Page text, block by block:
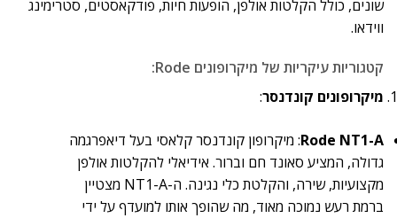
שונים, כולל הקלטות אולפן, הופעות חיות, פודקאסטים, סטרימינג
ווידאו.
קטגוריות עיקריות של מיקרופונים Rode:
מיקרופונים קונדנסר:
Rode NT1-A: מיקרופון קונדנסר קלאסי בעל דיאפרגמה
גדולה, המציע סאונד חם וברור. אידיאלי להקלטות אולפן
מקצועיות, שירה, והקלטת כלי נגינה. ה-NT1-A מצטיין
ברמת רעש נמוכה מאוד, מה שהופך אותו למועדף על ידי